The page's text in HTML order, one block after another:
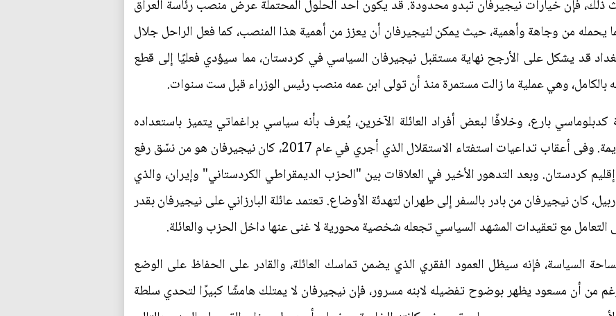
ذلك، فإن خيارات نيجيرفان تبدو محدودة. قد يكون أحد الحلول المحتملة عرض منصب رئاسة العراق
يحمله من وجاهة وأهمية، حيث يمكن لنيجيرفان أن يعزز من أهمية هذا المنصب، كما فعل الراحل جلال
بغداد قد يشكل على الأرجح نهاية مستقبل نيجيرفان السياسي في كردستان، مما سيؤدي فعليًا إلى قطع
له بالكامل، وهي عملية ما زالت مستمرة منذ أن تولى ابن عمه منصب رئيس الوزراء قبل ست سنوات.
بارع، وخلافًا لبعض أفراد العائلة الآخرين، يُعرف بأنه سياسي براغماتي يتميز باستعداده
لتقديم التنازلات وتجاوز الخلافات القديمة. وفى أعقاب تداعيات استفتاء الاستقلال الذي أجري في عام 2017، كان نيجيرفان هو من نسّق رفع
كردستان. وبعد التدهور الأخير في العلاقات بين "الحزب الديمقراطي الكردستاني" وإيران، والذي
كان نيجيرفان من بادر بالسفر إلى طهران لتهدئة الأوضاع. تعتمد عائلة البارزاني على نيجيرفان بقدر
التعامل مع تعقيدات المشهد السياسي تجعله شخصية محورية لا غنى عنها داخل الحزب والعائلة.
السياسة، فإنه سيظل العمود الفقري الذي يضمن تماسك العائلة، والقادر على الحفاظ على الوضع
من أن مسعود يظهر بوضوح تفضيله لابنه مسرور، فإن نيجيرفان لا يمتلك هامشًا كبيرًا لتحدي سلطة